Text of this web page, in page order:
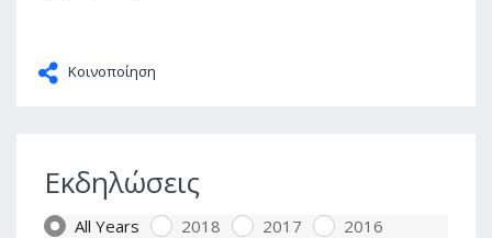
Κοινοποίηση
Εκδηλώσεις
All Years 2018 2017 2016